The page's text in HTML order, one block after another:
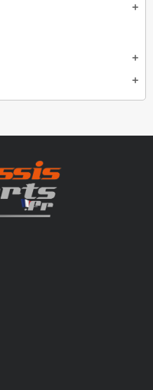
add
add
add